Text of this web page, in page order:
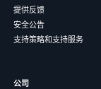
提供反馈
安全公告
支持策略和支持服务
公司